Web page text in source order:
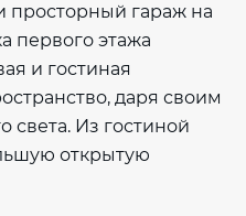
просторный гараж на
первого этажа
и гостиная
даря своим
света. Из гостиной
открытую